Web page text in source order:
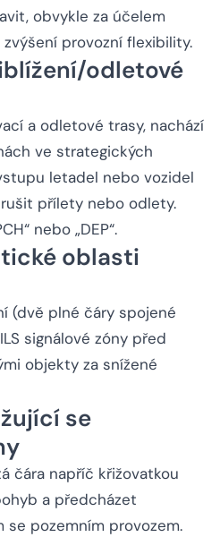
obvykle za účelem
provozní flexibility.
odletové
a odletové trasy, nachází
ve strategických
letadel nebo vozidel
přílety nebo odlety.
nebo „DEP“.
oblasti
(dvě plné čáry spojené
signálové zóny před
objekty za snížené
se
čára napříč křižovatkou
a předcházet
se pozemním provozem.